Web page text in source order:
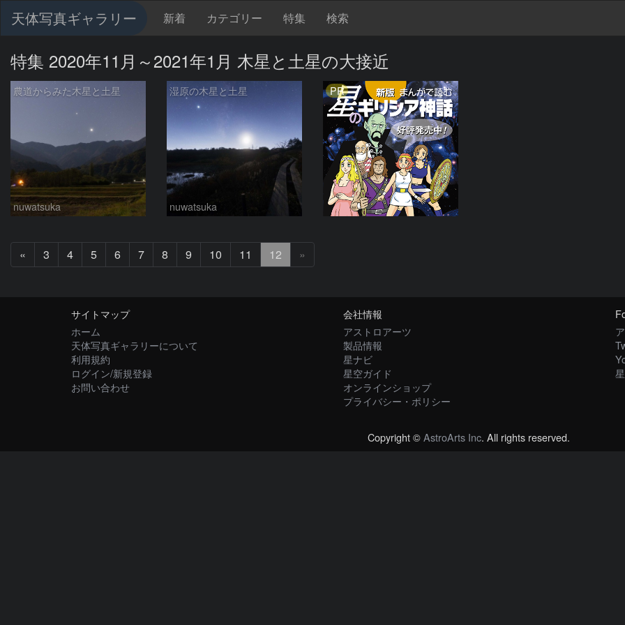
天体写真ギャラリー 新着 カテゴリー 特集 検索
特集 2020年11月～2021年1月 木星と土星の大接近
農道からみた木星と土星
nuwatsuka
湿原の木星と土星
nuwatsuka
PR
«
へ
3 4 5 6 7 8 9 10 11 12 »
サイトマップ
ホーム
天体写真ギャラリーについて
利用規約
ログイン/新規登録
お問い合わせ
会社情報
アストロアーツ
製品情報
星ナビ
星空ガイド
オンラインショップ
プライバシー・ポリシー
Copyright ©AstroArts Inc. All rights reserved.